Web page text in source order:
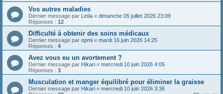
Vos autres maladies
Dernier message par Leïla « dimanche 05 juillet 2026 23:09
Réponses : 12
Difficulté à obtenir des soins médicaux
Dernier message par opmi « mardi 16 juin 2026 14:25
Réponses : 4
Avez vous eu un avortement ?
Dernier message par Hikari « mercredi 10 juin 2026 4:05
Réponses : 3
Musculation et manger équilibré pour éliminer la graisse
Dernier message par Hikari « mercredi 10 juin 2026 3:36